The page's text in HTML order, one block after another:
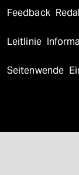
Feedback
Leitlinie
Seitenwende